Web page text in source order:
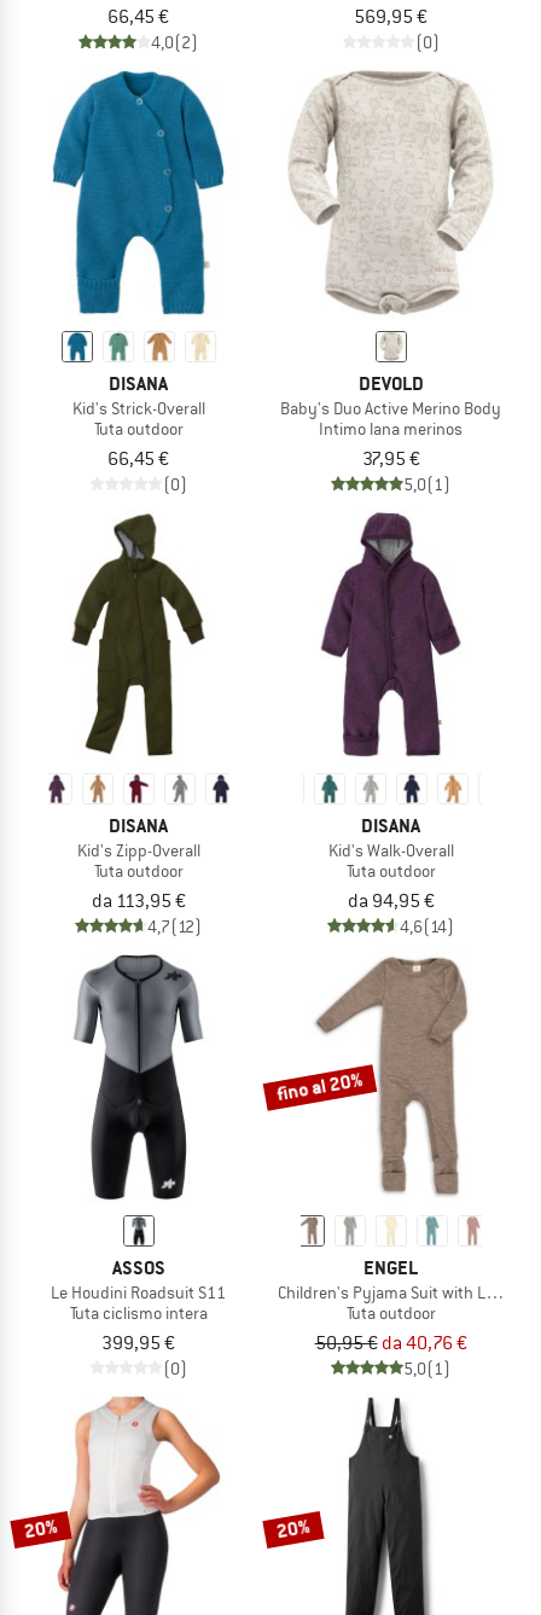
66,45 €
4,0(2)
569,95 €
(0)
DISANA
Kid's Strick-Overall
Tuta outdoor
66,45 €
(0)
DEVOLD
Baby's Duo Active Merino Body
Intimo lana merinos
37,95 €
5,0(1)
DISANA
Kid's Zipp-Overall
Tuta outdoor
da 113,95 €
4,7(12)
DISANA
Kid's Walk-Overall
Tuta outdoor
da 94,95 €
4,6(14)
ASSOS
Le Houdini Roadsuit S11
Tuta ciclismo intera
399,95 €
(0)
fino al 20%
ENGEL
Children's Pyjama Suit with Leg Cuffs
Tuta outdoor
50,95 € da 40,76 €
5,0(1)
20% 20%